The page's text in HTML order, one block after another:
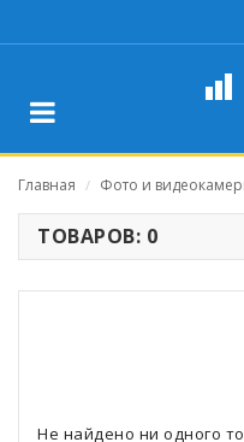
Главная / Фото и
ТОВАРОВ: 0
Не найдено ни одного